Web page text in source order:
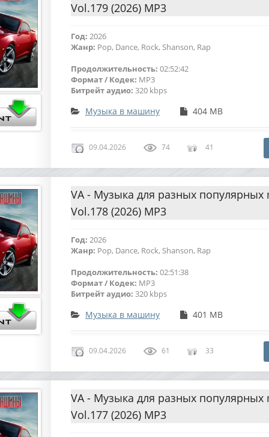
Vol.179 (2026) MP3
Год: 2026
Жанр: Pop, Dance, Rock, Shanson, Rap
Продолжительность: 02:52:42
Формат / Кодек: MP3
Битрейт аудио: 320 kbps
Музыка в машину 404 MB
09.04.2026 74 41
VA - Музыка для разных популярных
Vol.178 (2026) MP3
Год: 2026
Жанр: Pop, Dance, Rock, Shanson, Rap
Продолжительность: 02:51:38
Формат / Кодек: MP3
Битрейт аудио: 320 kbps
Музыка в машину 401 MB
09.04.2026 61 33
VA - Музыка для разных популярных
Vol.177 (2026) MP3